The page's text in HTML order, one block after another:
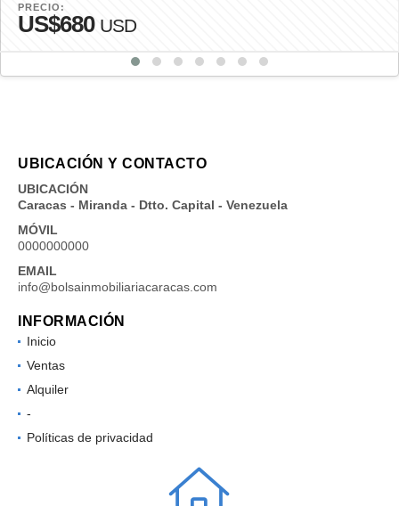
PRECIO:
US$680 USD
UBICACIÓN Y CONTACTO
UBICACIÓN
Caracas - Miranda - Dtto. Capital - Venezuela
MÓVIL
0000000000
EMAIL
info@bolsainmobiliariacaracas.com
INFORMACIÓN
Inicio
Ventas
Alquiler
-
Políticas de privacidad